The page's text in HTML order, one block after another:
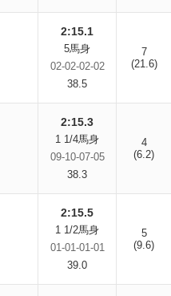
2:15.1
5馬身
02-02-02-02
38.5
7
(21.6)
2:15.3
1 1/4馬身
09-10-07-05
38.3
4
(6.2)
2:15.5
1 1/2馬身
01-01-01-01
39.0
5
(9.6)